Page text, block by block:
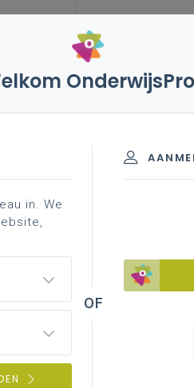
aanleren en
OnderwijsPro
in. We